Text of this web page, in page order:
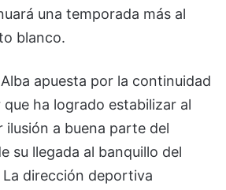
una temporada más al
blanco.
apuesta por la continuidad
ha logrado estabilizar al
ilusión a buena parte del
su llegada al banquillo del
dirección deportiva